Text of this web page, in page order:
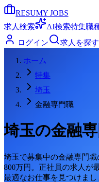
RESUMY JOBS
求人検索
AI検索特集職
ログイン
求人を探す
ホーム
特集
埼玉
金融専門職
埼玉の金融
埼玉で募集中の金融専門職
800万円。 正社員の求人が
最適なお仕事を見つけまし